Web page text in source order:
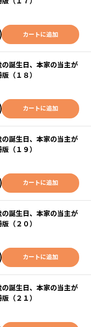
カートに追加
誕生日、本家の当主が
（１８）
カートに追加
誕生日、本家の当主が
（１９）
カートに追加
誕生日、本家の当主が
（２０）
カートに追加
誕生日、本家の当主が
（２１）